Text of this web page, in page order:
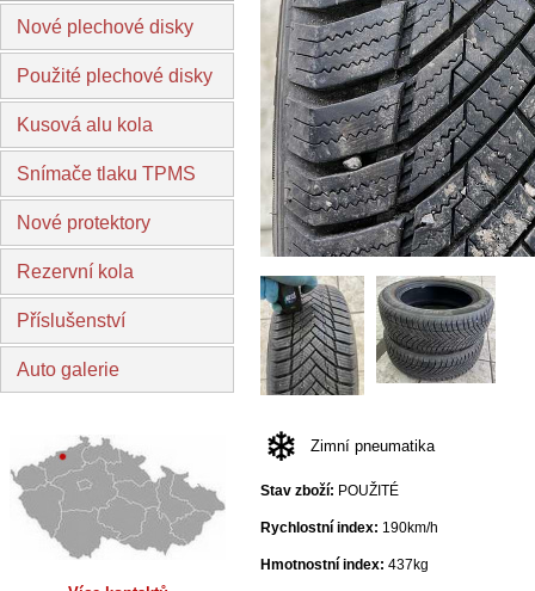
Nové plechové disky
Použité plechové disky
Kusová alu kola
Snímače tlaku TPMS
Nové protektory
Rezervní kola
Příslušenství
Auto galerie
Zimní pneumatika
Stav zboží: POUŽITÉ
Rychlostní index: 190km/h
Hmotnostní index: 437kg